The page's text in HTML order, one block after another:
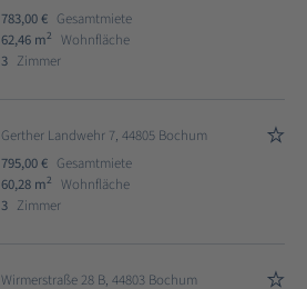
783,00 € Gesamtmiete
62,46 m2
Wohnfläche
3 Zimmer
Gerther Landwehr 7, 44805 Bochum
795,00 € Gesamtmiete
60,28 m2
Wohnfläche
3 Zimmer
Wirmerstraße 28 B, 44803 Bochum